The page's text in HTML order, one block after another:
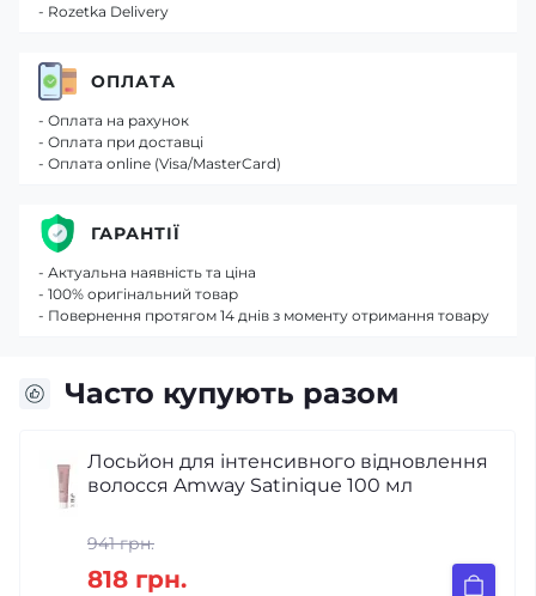
Часто купують разом
Лосьйон для інтенсивного відновлення
волосся Amway Satinique 100 мл
941 грн.
818 грн.
- Rozetka Delivery
ОПЛАТА
- Оплата на рахунок
- Оплата при доставці
- Оплата online (Visa/MasterCard)
ГАРАНТІЇ
- Актуальна наявність та ціна
- 100% оригінальний товар
- Повернення протягом 14 днів з моменту отримання товару